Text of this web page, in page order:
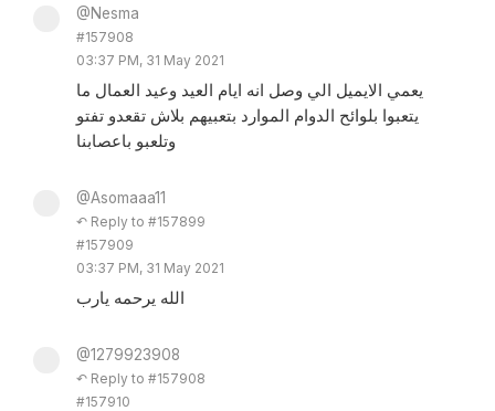
@Nesma
#157908
03:37 PM, 31 May 2021
يعمي الايميل الي وصل انه ايام العيد وعيد العمال ما
يتعبوا بلوائح الدوام الموارد بتعبيهم بلاش تقعدو تفتو
وتلعبو باعصابنا
@Asomaaa11
↶ Reply to #157899
#157909
03:37 PM, 31 May 2021
الله يرحمه يارب
@1279923908
↶ Reply to #157908
#157910